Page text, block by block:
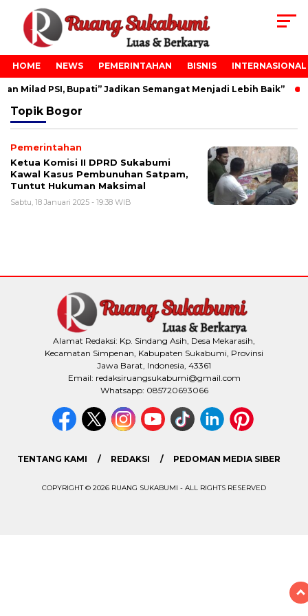
HOME NEWS PEMERINTAHAN BISNIS INTERNASIONAL
Milad PSI, Bupati” Jadikan Semangat Menjadi Lebih Baik”
Topik Bogor
Pemerintahan
Ketua Komisi II DPRD Sukabumi
Kawal Kasus Pembunuhan Satpam,
Tuntut Hukuman Maksimal
Sabtu, 18 Januari 2025 - 19:38 WIB
Alamat Redaksi: Kp. Sindang Asih, Desa Mekarasih,
Kecamatan Simpenan, Kabupaten Sukabumi, Provinsi
Jawa Barat, Indonesia, 43361
Email: redaksiruangsukabumi@gmail.com
Whatsapp: 085720693066
TENTANG KAMI REDAKSI PEDOMAN MEDIA SIBER
COPYRIGHT © 2026 RUANG SUKABUMI - ALL RIGHTS RESERVED